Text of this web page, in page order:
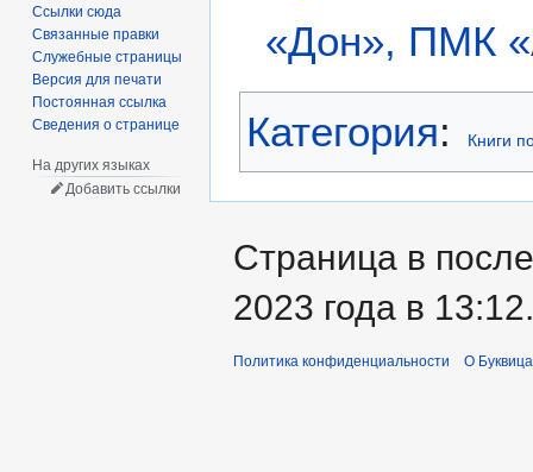
«Дон», ПМК
Категория: Книги
Ссылки сюда
Связанные правки
Служебные страницы
Версия для печати
Постоянная ссылка
Сведения о странице
На других языках
Добавить ссылки
Страница в
2023 года в 13:12.
Политика конфиденциальности О Буквица